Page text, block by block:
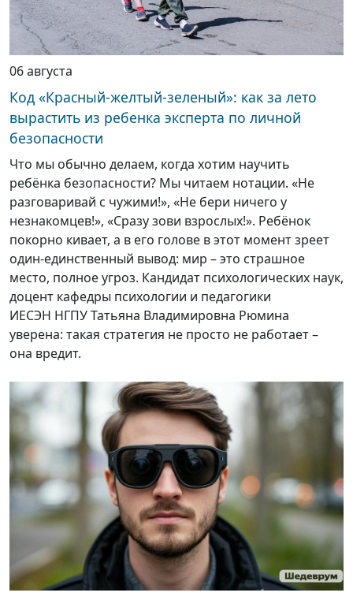
06 августа
Код «Красный-желтый-зеленый»: как за лето
вырастить из ребенка эксперта по личной
безопасности
Что мы обычно делаем, когда хотим научить
ребёнка безопасности? Мы читаем нотации. «Не
разговаривай с чужими!», «Не бери ничего у
незнакомцев!», «Сразу зови взрослых!». Ребёнок
покорно кивает, а в его голове в этот момент зреет
один-единственный вывод: мир – это страшное
место, полное угроз. Кандидат психологических наук,
доцент кафедры психологии и педагогики
ИЕСЭН НГПУ Татьяна Владимировна Рюмина
уверена: такая стратегия не просто не работает –
она вредит.